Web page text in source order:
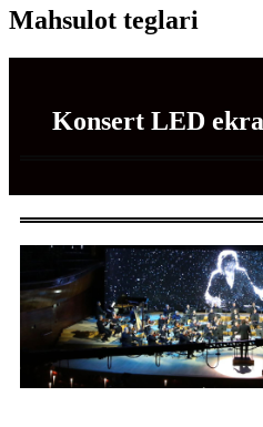
Mahsulot teglari
Konsert LED